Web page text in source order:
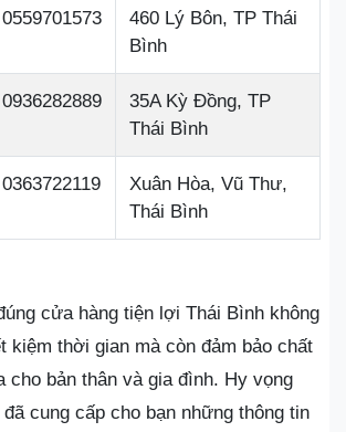
0559701573
460 Lý Bôn, TP Thái
Bình
0936282889
35A Kỳ Đồng, TP
Thái Bình
0363722119
Xuân Hòa, Vũ Thư,
Thái Bình
cửa hàng tiện lợi Thái Bình không
kiệm thời gian mà còn đảm bảo chất
cho bản thân và gia đình. Hy vọng
cung cấp cho bạn những thông tin